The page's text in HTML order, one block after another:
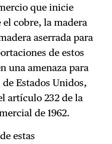
que inicie
cobre, la madera
aserrada para
de estos
una amenaza para
Estados Unidos,
artículo 232 de la
de 1962.
estas